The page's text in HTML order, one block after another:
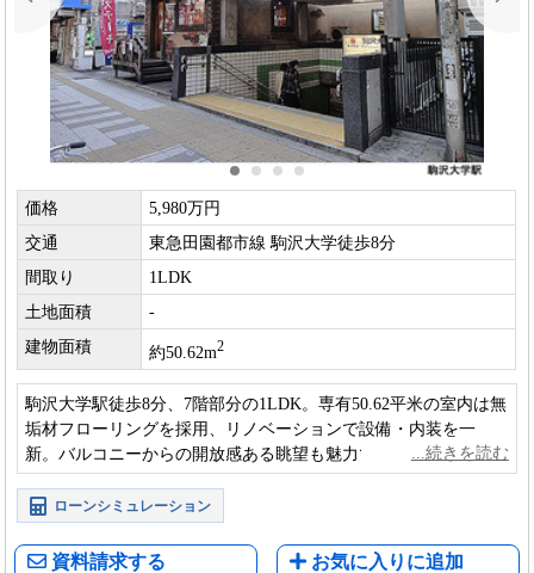
価格
5,980万円
交通
東急田園都市線 駒沢大学徒歩8分
間取り
1LDK
土地面積
-
建物面積
約50.62m2
駒沢大学駅徒歩8分、7階部分の1LDK。専有50.62平米の室内は無
垢材フローリングを採用、リノベーションで設備・内装を一
新。バルコニーからの開放感ある眺望も魅力で、落ち着いた住
環境の中で快適な暮らしを楽しめる一室です。
ローンシミュレーション
資料請求する お気に入りに追加